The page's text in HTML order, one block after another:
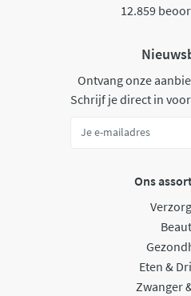
12.859
Ontvang onze
Schrijf je direct in
Ons
Eten &
Zwanger